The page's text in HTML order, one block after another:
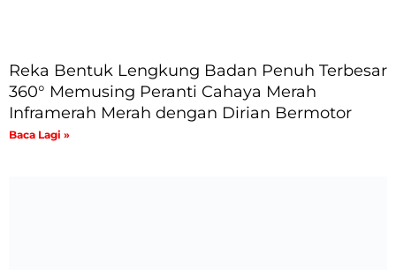
Reka Bentuk Lengkung Badan Penuh Terbesar
360° Memusing Peranti Cahaya Merah
Inframerah Merah dengan Dirian Bermotor
Baca Lagi »